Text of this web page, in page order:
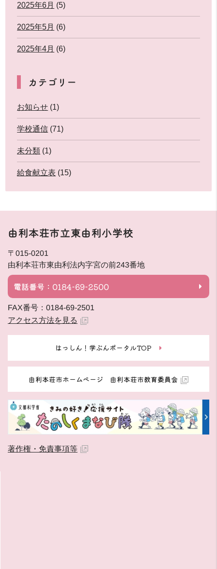
2025年6月 (5)
2025年5月 (6)
2025年4月 (6)
カテゴリー
お知らせ (1)
学校通信 (71)
未分類 (1)
給食献立表 (15)
由利本荘市立東由利小学校
〒015-0201
由利本荘市東由利法内字宮の前243番地
電話番号：0184-69-2500
FAX番号：0184-69-2501
アクセス方法を見る
はっしん！学ぶんポータルTOP
由利本荘市ホームページ 由利本荘市教育委員会
著作権・免責事項等